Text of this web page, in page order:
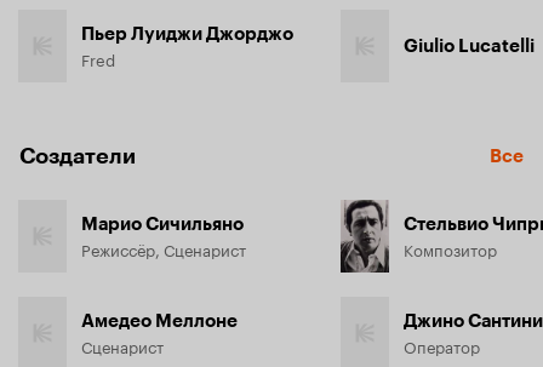
Пьер Луиджи Джорджо
Fred Giulio Lucatelli
Создатели Все
Марио Сичильяно
Режиссёр, Сценарист
Амедео Меллоне
Сценарист
Стельвио
Композитор
Джино Сантини
Оператор